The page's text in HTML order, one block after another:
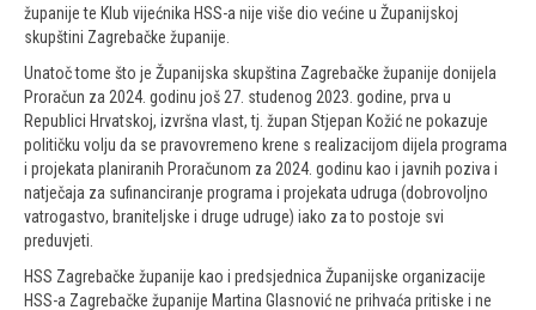
županije te Klub vijećnika HSS-a nije više dio većine u Županijskoj
skupštini Zagrebačke županije.
Unatoč tome što je Županijska skupština Zagrebačke županije donijela
Proračun za 2024. godinu još 27. studenog 2023. godine, prva u
Republici Hrvatskoj, izvršna vlast, tj. župan Stjepan Kožić ne pokazuje
političku volju da se pravovremeno krene s realizacijom dijela programa
i projekata planiranih Proračunom za 2024. godinu kao i javnih poziva i
natječaja za sufinanciranje programa i projekata udruga (dobrovoljno
vatrogastvo, braniteljske i druge udruge) iako za to postoje svi
preduvjeti.
HSS Zagrebačke županije kao i predsjednica Županijske organizacije
HSS-a Zagrebačke županije Martina Glasnović ne prihvaća pritiske i ne